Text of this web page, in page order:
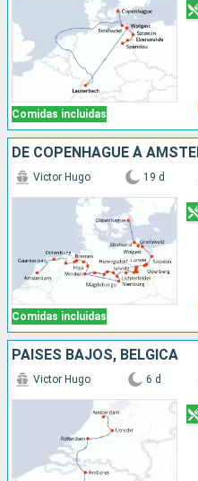
Comidas incluidas
Comidas incluidas
Victor Hugo 19 d
PAISES BAJOS, BÉLGICA
Victor Hugo 6 d